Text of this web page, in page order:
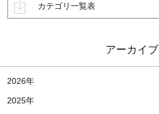
カテゴリ一覧表
アーカイブ
2026年
2025年